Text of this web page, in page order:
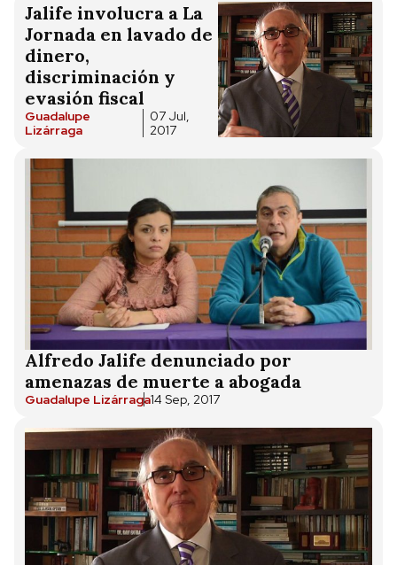
Jalife involucra a La
Jornada en lavado de
dinero,
discriminación y
evasión fiscal
Guadalupe
Lizárraga
07 Jul,
2017
Alfredo Jalife denunciado por
amenazas de muerte a abogada
Guadalupe Lizárraga14 Sep, 2017